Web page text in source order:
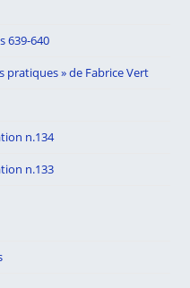
639-640
pratiques » de Fabrice Vert
n.134
n.133